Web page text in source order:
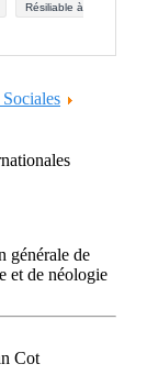
Résiliable à
générale de
et de néologie
Cot